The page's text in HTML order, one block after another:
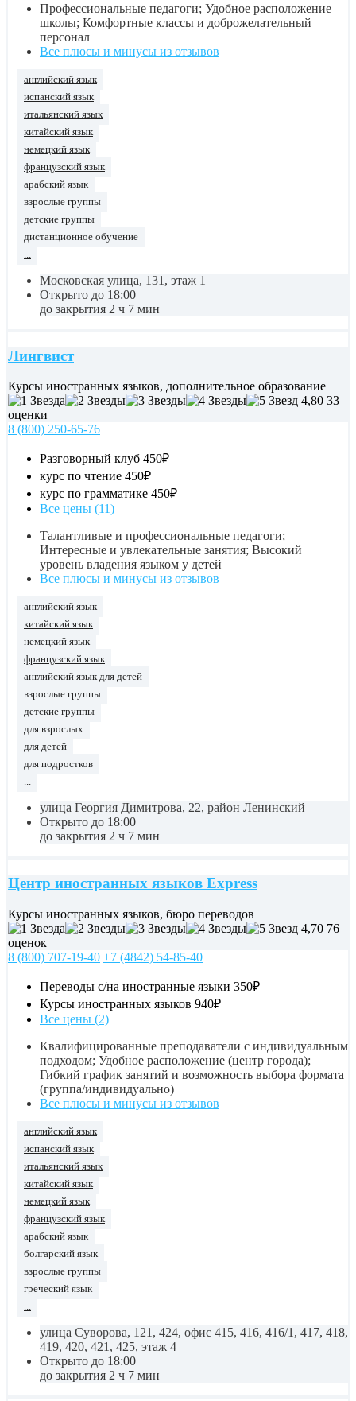
Профессиональные педагоги; Удобное расположение
школы; Комфортные классы и доброжелательный
персонал
Все плюсы и минусы из отзывов
английский язык
испанский язык
итальянский язык
китайский язык
немецкий язык
французский язык
арабский язык
взрослые группы
детские группы
дистанционное обучение
...
Московская улица, 131, этаж 1
Открыто до 18:00
до закрытия 2 ч 7 мин
Лингвист
Курсы иностранных языков, дополнительное образование
4,80 33
оценки
8 (800) 250-65-76
Разговорный клуб 450₽
курс по чтение 450₽
курс по грамматике 450₽
Все цены (11)
Талантливые и профессиональные педагоги;
Интересные и увлекательные занятия; Высокий
уровень владения языком у детей
Все плюсы и минусы из отзывов
английский язык
китайский язык
немецкий язык
французский язык
английский язык для детей
взрослые группы
детские группы
для взрослых
для детей
для подростков
...
улица Георгия Димитрова, 22, район Ленинский
Открыто до 18:00
до закрытия 2 ч 7 мин
Центр иностранных языков Express
Курсы иностранных языков, бюро переводов
4,70 76
оценок
8 (800) 707-19-40 +7 (4842) 54-85-40
Переводы с/на иностранные языки 350₽
Курсы иностранных языков 940₽
Все цены (2)
Квалифицированные преподаватели с индивидуальным
подходом; Удобное расположение (центр города);
Гибкий график занятий и возможность выбора формата
(группа/индивидуально)
Все плюсы и минусы из отзывов
английский язык
испанский язык
итальянский язык
китайский язык
немецкий язык
французский язык
арабский язык
болгарский язык
взрослые группы
греческий язык
...
улица Суворова, 121, 424, офис 415, 416, 416/1, 417, 418,
419, 420, 421, 425, этаж 4
Открыто до 18:00
до закрытия 2 ч 7 мин